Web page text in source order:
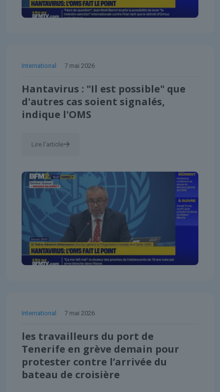
International 7 mai 2026
Hantavirus : "Il est possible" que
d'autres cas soient signalés,
indique l'OMS
Lire l'article
International 7 mai 2026
les travailleurs du port de
Tenerife en grève demain pour
protester contre l’arrivée du
bateau de croisière